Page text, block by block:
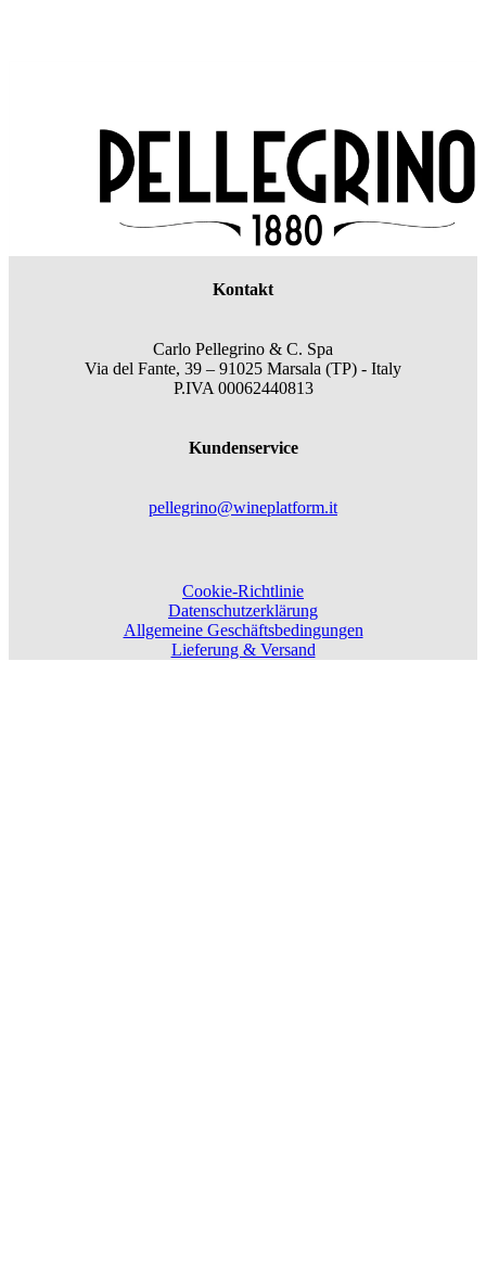
Kontakt
Carlo Pellegrino & C. Spa
Via del Fante, 39 – 91025 Marsala (TP) - Italy
P.IVA 00062440813
Kundenservice
pellegrino@wineplatform.it
Cookie-Richtlinie
Datenschutzerklärung
Allgemeine Geschäftsbedingungen
Lieferung & Versand